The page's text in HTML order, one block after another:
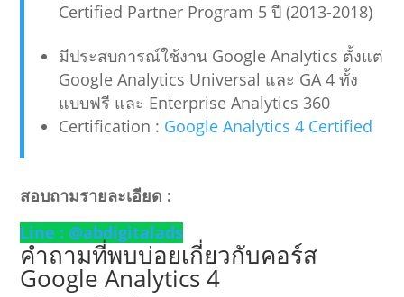
Certified Partner Program 5 ปี (2013-2018)
มีประสบการณ์ใช้งาน Google Analytics ตั้งแต่
Google Analytics Universal และ GA 4 ทั้ง
แบบฟรี และ Enterprise Analytics 360
Certification : Google Analytics 4 Certified
สอบถามรายละเอียด :
Line : @abdigitalads
คำถามที่พบบ่อยเกี่ยวกับคอร์ส
Google Analytics 4